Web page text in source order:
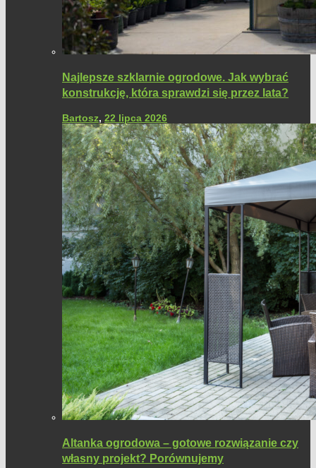
Najlepsze szklarnie ogrodowe. Jak wybrać
konstrukcję, która sprawdzi się przez lata?
Bartosz, 22 lipca 2026
Altanka ogrodowa – gotowe rozwiązanie czy
własny projekt? Porównujemy